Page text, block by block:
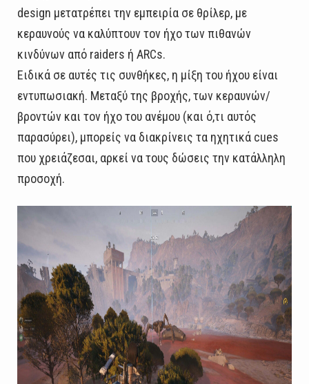
design μετατρέπει την εμπειρία σε θρίλερ, με
κεραυνούς να καλύπτουν τον ήχο των πιθανών
κινδύνων από raiders ή ARCs.
Ειδικά σε αυτές τις συνθήκες, η μίξη του ήχου είναι
εντυπωσιακή. Μεταξύ της βροχής, των κεραυνών/
βροντών και τον ήχο του ανέμου (και ό,τι αυτός
παρασύρει), μπορείς να διακρίνεις τα ηχητικά cues
που χρειάζεσαι, αρκεί να τους δώσεις την κατάλληλη
προσοχή.